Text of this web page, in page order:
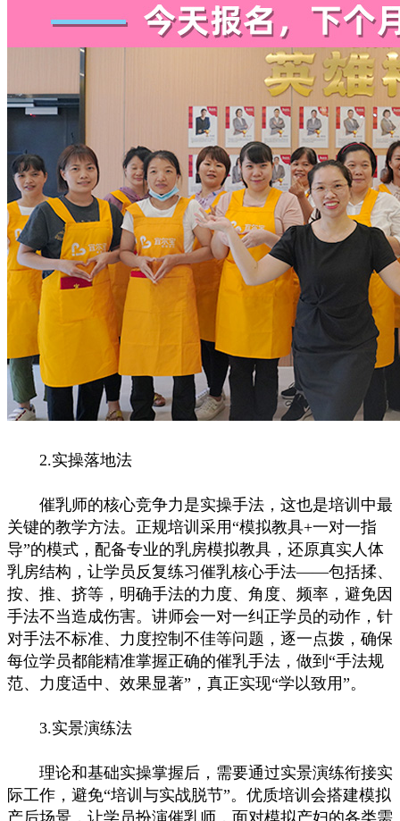
2.实操落地法
催乳师的核心竞争力是实操手法，这也是培训中最
关键的教学方法。正规培训采用“模拟教具+一对一指
导”的模式，配备专业的乳房模拟教具，还原真实人体
乳房结构，让学员反复练习催乳核心手法——包括揉、
按、推、挤等，明确手法的力度、角度、频率，避免因
手法不当造成伤害。讲师会一对一纠正学员的动作，针
对手法不标准、力度控制不佳等问题，逐一点拨，确保
每位学员都能精准掌握正确的催乳手法，做到“手法规
范、力度适中、效果显著”，真正实现“学以致用”。
3.实景演练法
理论和基础实操掌握后，需要通过实景演练衔接实
际工作，避免“培训与实战脱节”。优质培训会搭建模拟
产后场景，让学员扮演催乳师，面对模拟产妇的各类需